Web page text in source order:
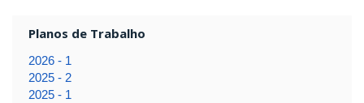
Planos de Trabalho
2026 - 1
2025 - 2
2025 - 1